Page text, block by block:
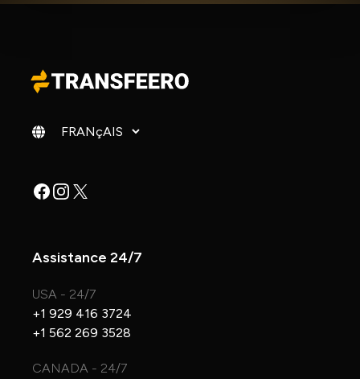
Changer de langue
Facebook
Instagram
X
Assistance 24/7
USA - 24/7
+1 929 416 3724
+1 562 269 3528
CANADA - 24/7